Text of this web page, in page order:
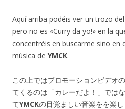
Aquí arriba podéis ver un trozo
pero no es «Curry da yo!» en la
concentréis en buscarme sino en
música de YMCK.
この上ではプロモーションビデオ
てくるのは「カレーだよ！」では
てYMCKの目覚ましい音楽をを楽し